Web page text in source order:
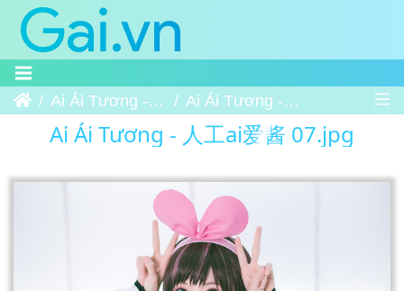
Trang chủAi Ái Tương - 人工ai爱酱 Ai Ái Tương - 人工ai爱酱 07
Ai Ái Tương - 人工ai爱酱 07.jpg